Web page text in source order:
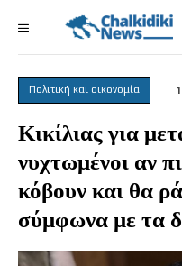
Πολιτική και οικονομία
Κικίλιας για
νυχτωμένοι αν
κόβουν και θα
σύμφωνα με τα